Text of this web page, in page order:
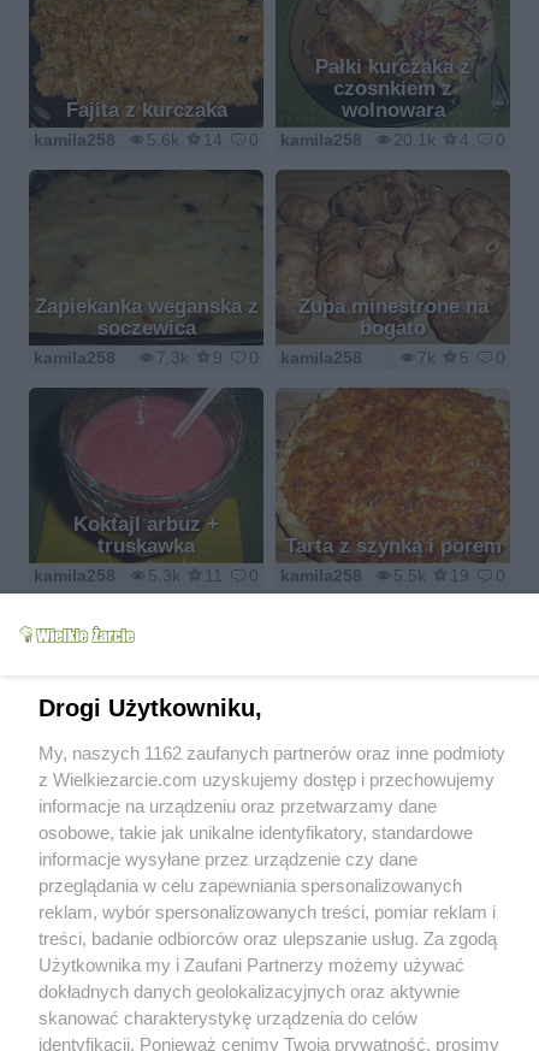
Fajita z kurczaka
5.6k 14 0
kamila258
Pałki kurczaka z
czosnkiem z
wolnowara
20.1k 4 0
kamila258
Zapiekanka weganska z
soczewica
7.3k 9 0
kamila258
Zupa minestrone na
bogato
7k 5 0
kamila258
Koktajl arbuz +
truskawka
5.3k 11 0
kamila258
Tarta z szynką i porem
5.5k 19 0
kamila258
Sałatka makaronowa z
pesto z bazylii
11
Zupa-krem ze złotych
buraczków
kamila258
Calzone z mieloną
wołowiną
8.2k 27 1
kamila258
Koktajl tropikalny
6.1k
kamila258
Drogi Użytkowniku,
My, naszych 1162 zaufanych partnerów oraz inne podmioty
z Wielkiezarcie.com uzyskujemy dostęp i przechowujemy
informacje na urządzeniu oraz przetwarzamy dane
osobowe, takie jak unikalne identyfikatory, standardowe
informacje wysyłane przez urządzenie czy dane
przeglądania w celu zapewniania spersonalizowanych
reklam, wybór spersonalizowanych treści, pomiar reklam i
treści, badanie odbiorców oraz ulepszanie usług. Za zgodą
Użytkownika my i Zaufani Partnerzy możemy używać
dokładnych danych geolokalizacyjnych oraz aktywnie
skanować charakterystykę urządzenia do celów
identyfikacji. Ponieważ cenimy Twoją prywatność, prosimy